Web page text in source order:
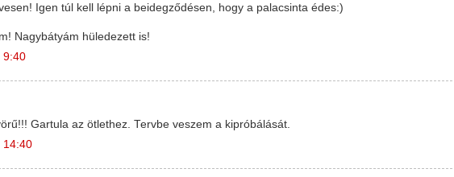
Igen túl kell lépni a beidegződésen, hogy a palacsinta édes:)
Nagybátyám hüledezett is!
9:40
Gartula az ötlethez. Tervbe veszem a kipróbálását.
14:40